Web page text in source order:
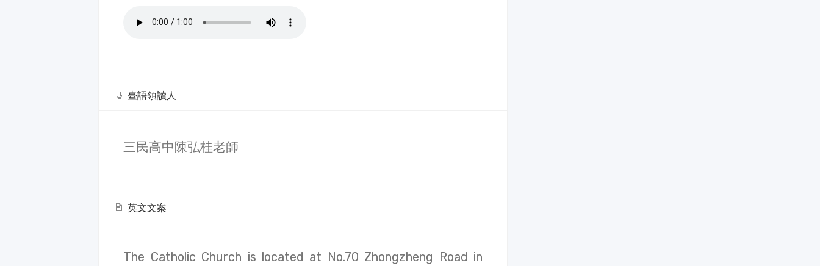
臺語領讀人
三民高中陳弘桂老師
英文文案
The Catholic Church is located at No.70 Zhongzheng Road in